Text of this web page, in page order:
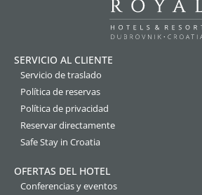
SERVICIO AL CLIENTE
Servicio de traslado
Política de reservas
Política de privacidad
Reservar directamente
Safe Stay in Croatia
OFERTAS DEL HOTEL
Conferencias y eventos